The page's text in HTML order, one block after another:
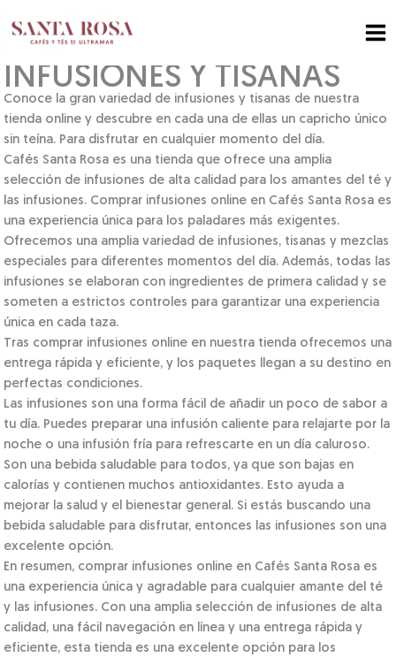
INFUSIONES Y TISANAS
Conoce la gran variedad de infusiones y tisanas de nuestra
tienda online y descubre en cada una de ellas un capricho único
sin teína. Para disfrutar en cualquier momento del día.
Cafés Santa Rosa es una tienda que ofrece una amplia
selección de infusiones de alta calidad para los amantes del té y
las infusiones. Comprar infusiones online en Cafés Santa Rosa es
una experiencia única para los paladares más exigentes.
Ofrecemos una amplia variedad de infusiones, tisanas y mezclas
especiales para diferentes momentos del día. Además, todas las
infusiones se elaboran con ingredientes de primera calidad y se
someten a estrictos controles para garantizar una experiencia
única en cada taza.
Tras comprar infusiones online en nuestra tienda ofrecemos una
entrega rápida y eficiente, y los paquetes llegan a su destino en
perfectas condiciones.
Las infusiones son una forma fácil de añadir un poco de sabor a
tu día. Puedes preparar una infusión caliente para relajarte por la
noche o una infusión fría para refrescarte en un día caluroso.
Son una bebida saludable para todos, ya que son bajas en
calorías y contienen muchos antioxidantes. Esto ayuda a
mejorar la salud y el bienestar general. Si estás buscando una
bebida saludable para disfrutar, entonces las infusiones son una
excelente opción.
En resumen, comprar infusiones online en Cafés Santa Rosa es
una experiencia única y agradable para cualquier amante del té
y las infusiones. Con una amplia selección de infusiones de alta
calidad, una fácil navegación en línea y una entrega rápida y
eficiente, esta tienda es una excelente opción para los